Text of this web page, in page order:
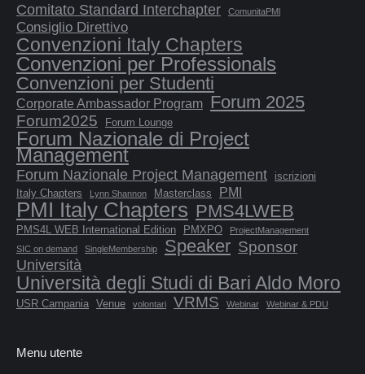
Comitato Standard Interchapter ComunitaPMl
Consiglio Direttivo
Convenzioni Italy Chapters
Convenzioni per Professionals
Convenzioni per Studenti
Corporate Ambassador Program Forum 2025
Forum2025 Forum Lounge
Forum Nazionale di Project
Management
Forum Nazionale Project Management
iscrizioni
Italy Chapters
Lynn Shannon Masterclass PMI
PMI Italy Chapters PMS4LWEB
PMS4L WEB International Edition PMXPO
ProjectManagement
SIC on demand
SingleMembership Speaker Sponsor
Università
Università degli Studi di Bari Aldo Moro
USR Campania Venue volontari VRMS Webinar Webinar & PDU
Menu utente